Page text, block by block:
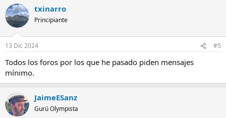
txinarro
Principiante
13 Dic 2024 #5
Todos los foros por los que he pasado piden mensajes
mínimo.
JaimeESanz
Gurú Olympista